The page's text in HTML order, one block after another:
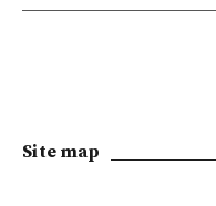
Site map